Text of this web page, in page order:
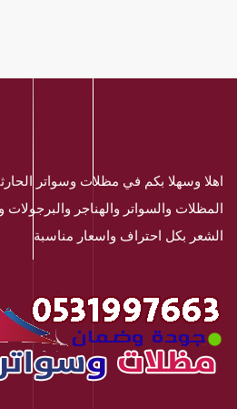
اهلا وسهلا بكم في مظلات وسواتر
المظلات والسواتر والهناجر
الشعر بكل احتراف واسعار مناسبة